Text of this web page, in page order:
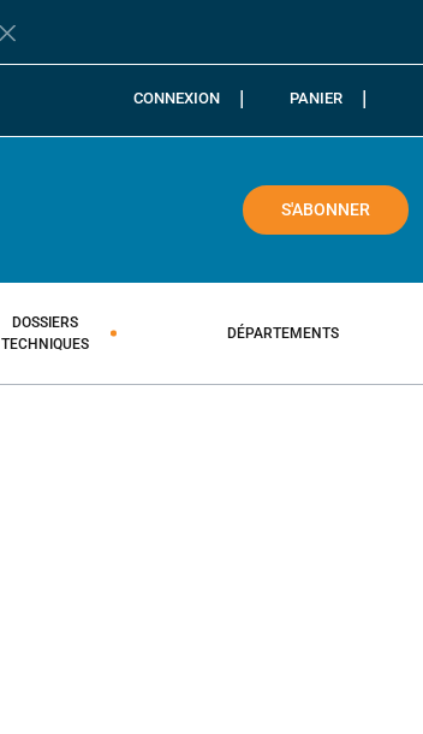
Fermer la barre de notification
CONNEXION PANIER
S'ABONNER
DOSSIERS
TECHNIQUES
DÉPARTEMENTS